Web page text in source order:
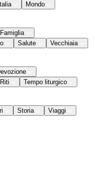
Italia
Mondo
Famiglia
Salute
Vecchiaia
Riti
Tempo liturgico
Storia Viaggi